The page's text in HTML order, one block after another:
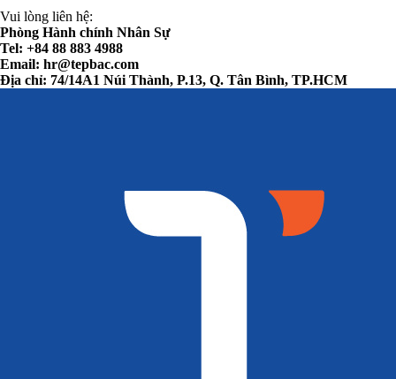
Vui lòng liên hệ:
Phòng Hành chính Nhân Sự
Tel: +84 88 883 4988
Email: hr@tepbac.com
Địa chỉ: 74/14A1 Núi Thành, P.13, Q. Tân Bình, TP.HCM